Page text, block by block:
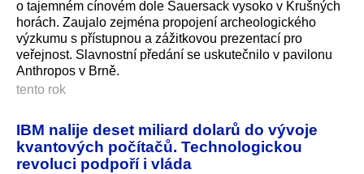
o tajemném cínovém dole Sauersack vysoko v Krušných
horách. Zaujalo zejména propojení archeologického
výzkumu s přístupnou a zážitkovou prezentací pro
veřejnost. Slavnostní předání se uskutečnilo v pavilonu
Anthropos v Brně.
tento rok
IBM nalije deset miliard dolarů do vývoje
kvantových počítačů. Technologickou
revoluci podpoří i vláda